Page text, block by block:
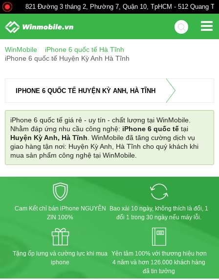
821 Đường 3 tháng 2, Phường 7, Quận 10, TpHCM - 512 Quang
WinMobile
iPhone 6 quốc tế Hà Tĩnh
iPhone 6 quốc tế Huyện Kỳ Anh Hà Tĩnh
IPHONE 6 QUỐC TẾ HUYỆN KỲ ANH, HÀ TĨNH
iPhone 6 quốc tế giá rẻ - uy tín - chất lượng tại WinMobile.
Nhằm đáp ứng nhu cầu công nghệ: iPhone 6 quốc tế tại
Huyện Kỳ Anh, Hà Tĩnh. WinMobile đã tăng cường dịch vụ
giao hàng tận nơi: Huyện Kỳ Anh, Hà Tĩnh cho quý khách khi
mua sản phẩm công nghệ tại WinMobile.
Cam Kết chỉ bán iPhone NGUYÊN
ZIN 100%
Bao xài 10 ngày, không thích là đổi, 1
đổi 1 trong 30 ngày nếu máy lỗi.
Tặng ốp lưng và cường lực khi mua
iphone
Yên tâm 100% với thương hiệu hơn
4 năm và hơn 126.000 khách hàng
đã tin tưởng